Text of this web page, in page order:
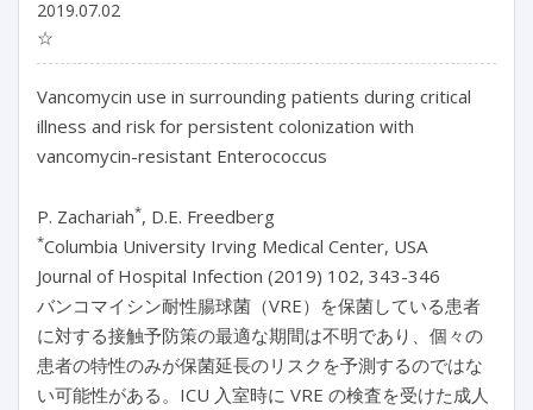
2019.07.02
☆
Vancomycin use in surrounding patients during critical
illness and risk for persistent colonization with
vancomycin-resistant Enterococcus
P. Zachariah*, D.E. Freedberg
*Columbia University Irving Medical Center, USA
Journal of Hospital Infection (2019) 102, 343-346
バンコマイシン耐性腸球菌（VRE）を保菌している患者
に対する接触予防策の最適な期間は不明であり、個々の
患者の特性のみが保菌延長のリスクを予測するのではな
い可能性がある。ICU 入室時に VRE の検査を受けた成人